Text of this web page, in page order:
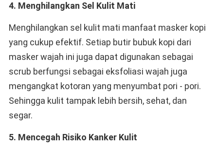
4. Menghilangkan Sel Kulit Mati
Menghilangkan sel kulit mati manfaat masker kopi
yang cukup efektif. Setiap butir bubuk kopi dari
masker wajah ini juga dapat digunakan sebagai
scrub berfungsi sebagai eksfoliasi wajah juga
mengangkat kotoran yang menyumbat pori - pori.
Sehingga kulit tampak lebih bersih, sehat, dan
segar.
5. Mencegah Risiko Kanker Kulit